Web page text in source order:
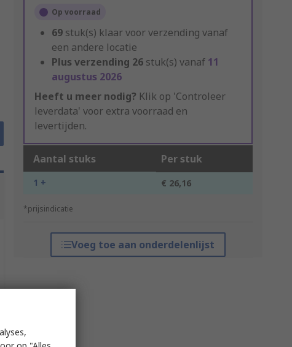
Op voorraad
69 stuk(s) klaar voor verzending vanaf
een andere locatie
Plus verzending 26 stuk(s) vanaf 11
augustus 2026
Heeft u meer nodig? Klik op 'Controleer
leverdata' voor extra voorraad en
levertijden.
Aantal stuks Per stuk
1 + € 26,16
*prijsindicatie
Voeg toe aan onderdelenlijst